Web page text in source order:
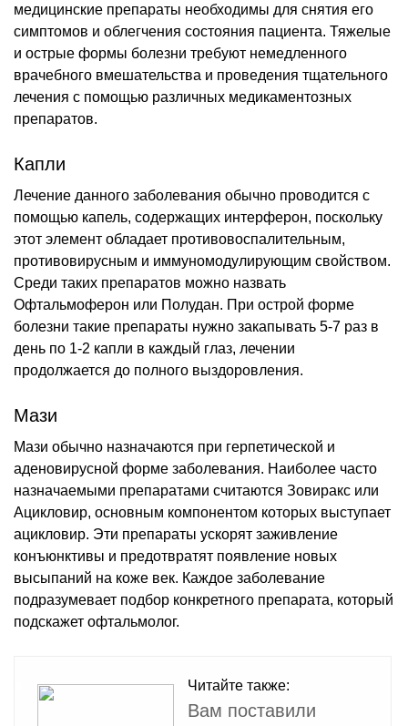
медицинские препараты необходимы для снятия его
симптомов и облегчения состояния пациента. Тяжелые
и острые формы болезни требуют немедленного
врачебного вмешательства и проведения тщательного
лечения с помощью различных медикаментозных
препаратов.
Капли
Лечение данного заболевания обычно проводится с
помощью капель, содержащих интерферон, поскольку
этот элемент обладает противовоспалительным,
противовирусным и иммуномодулирующим свойством.
Среди таких препаратов можно назвать
Офтальмоферон или Полудан. При острой форме
болезни такие препараты нужно закапывать 5-7 раз в
день по 1-2 капли в каждый глаз, лечении
продолжается до полного выздоровления.
Мази
Мази обычно назначаются при герпетической и
аденовирусной форме заболевания. Наиболее часто
назначаемыми препаратами считаются Зовиракс или
Ацикловир, основным компонентом которых выступает
ацикловир. Эти препараты ускорят заживление
конъюнктивы и предотвратят появление новых
высыпаний на коже век. Каждое заболевание
подразумевает подбор конкретного препарата, который
подскажет офтальмолог.
Читайте также:
Вам поставили